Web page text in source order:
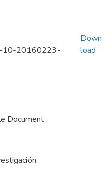
20160223-
Document
Down
load